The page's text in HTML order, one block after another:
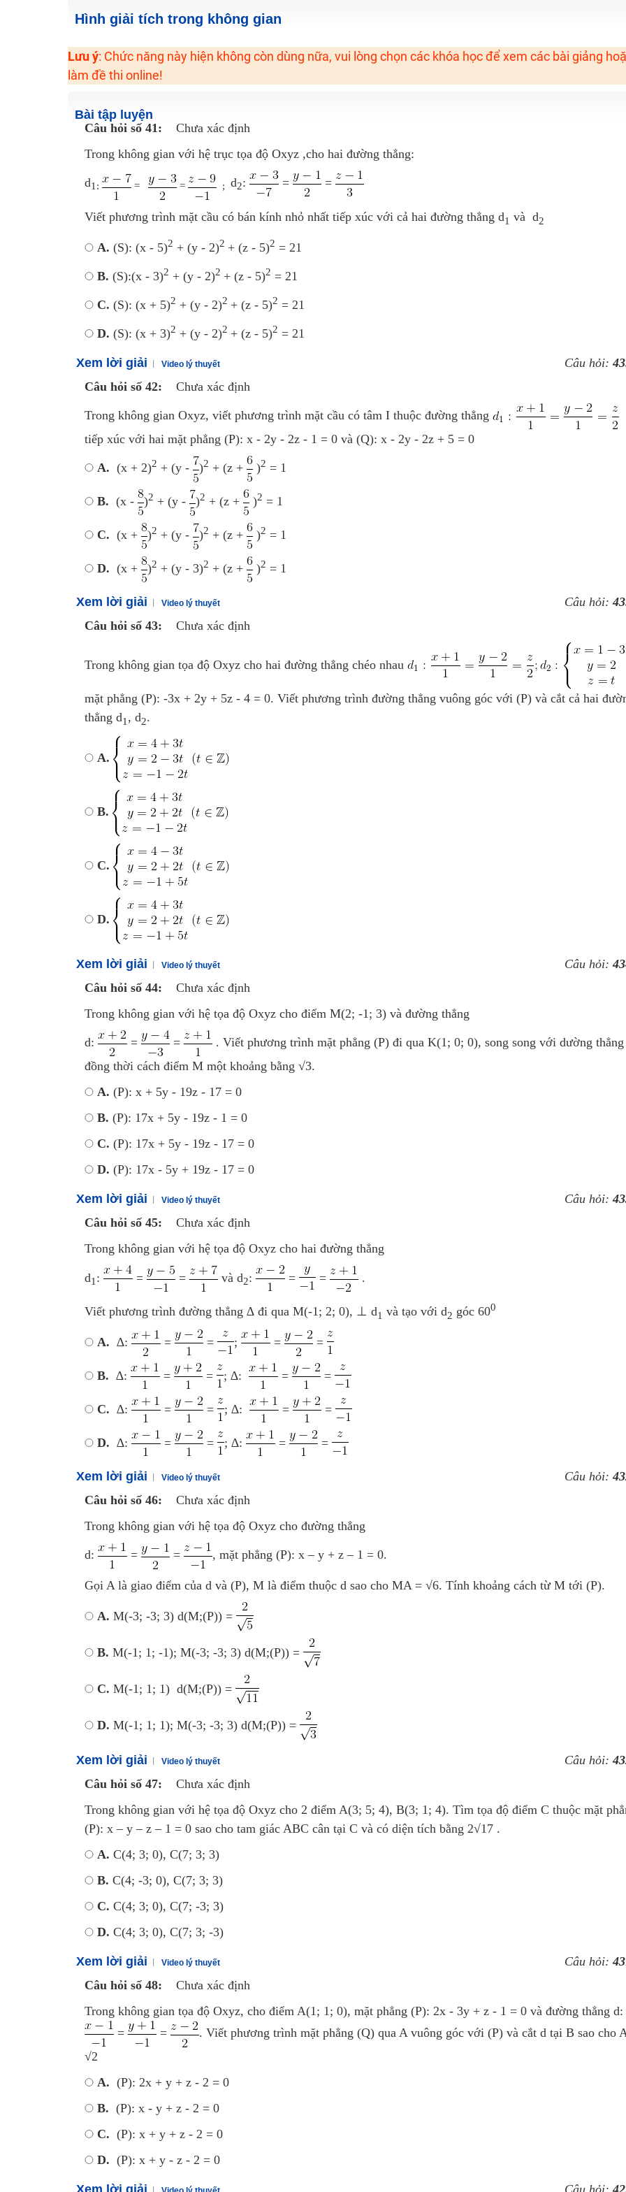
2K6! Lộ Trình Sun 2024 - Ba bước luyện thi TN THPT - ĐH ít nhất 25 điểm
Khuyến Mãi Khoá Học 1K Chỉ Từ 11-13/09/2024
Đồng giá khóa học 499K - 399K (13/11-15/11)
Khai giảng khóa Ngữ văn 7 - xây nền vững chắc cho tương lai!
Hình giải tích trong không gian
Lưu ý: Chức năng này hiện không còn dùng nữa, vui lòng chọn các khóa học để xem các bài giảng
làm đề thi online!
Bài tập luyện
Câu hỏi số 41:
Chưa xác định
Trong không gian với hệ trục tọa độ Oxyz ,cho hai đường thẳng:
d1: = = ; d2: = =
Viết phương trình mặt cầu có bán kính nhỏ nhất tiếp xúc với cả hai đường thẳng d1 và d2
A. (S): (x - 5)2 + (y - 2)2 + (z - 5)2 = 21
B. (S):(x - 3)2 + (y - 2)2 + (z - 5)2 = 21
C. (S): (x + 5)2 + (y - 2)2 + (z - 5)2 = 21
D. (S): (x + 3)2 + (y - 2)2 + (z - 5)2 = 21
Xem lời giải Video lý thuyết Câu hỏi:
Câu hỏi số 42:
Chưa xác định
Trong không gian Oxyz, viết phương trình mặt cầu có tâm I thuộc đường thẳng
tiếp xúc với hai mặt phẳng (P): x - 2y - 2z - 1 = 0 và (Q): x - 2y - 2z + 5 = 0
A. (x + 2)2 + (y - )2 + (z + )2 = 1
B. (x - )2 + (y - )2 + (z + )2 = 1
C. (x + )2 + (y - )2 + (z + )2 = 1
D. (x + )2 + (y - 3)2 + (z + )2 = 1
Xem lời giải Video lý thuyết Câu hỏi:
Câu hỏi số 43:
Chưa xác định
Trong không gian tọa độ Oxyz cho hai đường thẳng chéo nhau
mặt phẳng (P): -3x + 2y + 5z - 4 = 0. Viết phương trình đường thẳng vuông góc với (P) và cắt cả hai
thẳng d1 , d2.
A.
B.
C.
D.
Xem lời giải Video lý thuyết Câu hỏi:
Câu hỏi số 44:
Chưa xác định
Trong không gian với hệ tọa độ Oxyz cho điểm M(2; -1; 3) và đường thẳng
d: = =
. Viết phương trình mặt phẳng (P) đi qua K(1; 0; 0), song song với dường thẳng
đồng thời cách điểm M một khoảng bằng √3.
A. (P): x + 5y - 19z - 17 = 0
B. (P): 17x + 5y - 19z - 1 = 0
C. (P): 17x + 5y - 19z - 17 = 0
D. (P): 17x - 5y + 19z - 17 = 0
Xem lời giải Video lý thuyết Câu hỏi:
Câu hỏi số 45:
Chưa xác định
Trong không gian với hệ tọa độ Oxyz cho hai đường thẳng
d1 : = = và d2: = = .
Viết phương trình đường thẳng ∆ đi qua M(-1; 2; 0), ⊥ d1 và tạo với d2 góc 600
A. ∆: = = ; = =
B. ∆: = = ; ∆: = =
C. ∆: = = ; ∆: = =
D. ∆: = = ; ∆: = =
Xem lời giải Video lý thuyết Câu hỏi:
Câu hỏi số 46:
Chưa xác định
Trong không gian với hệ tọa độ Oxyz cho đường thẳng
d: = = , mặt phẳng (P): x – y + z – 1 = 0.
Gọi A là giao điểm của d và (P), M là điểm thuộc d sao cho MA = √6. Tính khoảng cách từ M tới (P).
A. M(-3; -3; 3) d(M;(P)) =
B. M(-1; 1; -1); M(-3; -3; 3) d(M;(P)) =
C. M(-1; 1; 1) d(M;(P)) =
D. M(-1; 1; 1); M(-3; -3; 3) d(M;(P)) =
Xem lời giải Video lý thuyết Câu hỏi:
Câu hỏi số 47:
Chưa xác định
Trong không gian với hệ tọa độ Oxyz cho 2 điểm A(3; 5; 4), B(3; 1; 4). Tìm tọa độ điểm C thuộc mặt
(P): x – y – z – 1 = 0 sao cho tam giác ABC cân tại C và có diện tích bằng 2√17 .
A. C(4; 3; 0), C(7; 3; 3)
B. C(4; -3; 0), C(7; 3; 3)
C. C(4; 3; 0), C(7; -3; 3)
D. C(4; 3; 0), C(7; 3; -3)
Xem lời giải Video lý thuyết Câu hỏi:
Câu hỏi số 48:
Chưa xác định
Trong không gian tọa độ Oxyz, cho điểm A(1; 1; 0), mặt phẳng (P): 2x - 3y + z - 1 = 0 và đường thẳng d:
=
=
. Viết phương trình mặt phẳng (Q) qua A vuông góc với (P) và cắt d tại B sao cho
√2
A. (P): 2x + y + z - 2 = 0
B. (P): x - y + z - 2 = 0
C. (P): x + y + z - 2 = 0
D. (P): x + y - z - 2 = 0